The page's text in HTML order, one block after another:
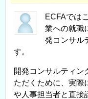
演
会
ECFAでは
業への就職
発コンサル
す。
開発コンサルティン
ただくために、実際
や人事担当者と直接